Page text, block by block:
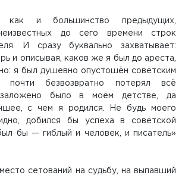
как и большинство предыдущих,
до сего времени строк
И сразу буквально захватывает:
и описывая, каков же я был до ареста,
я был душевно опустошён советским
почти безвозвратно потерял всё
было в моём детстве, да
с чем я родился. Не будь моего
добился бы успеха в советской
бы — гиблый и человек, и писатель»
сетований на судьбу, на выпавший